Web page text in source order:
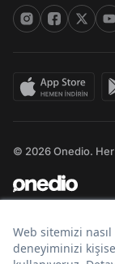
© 2026 Onedio. Her
Bir